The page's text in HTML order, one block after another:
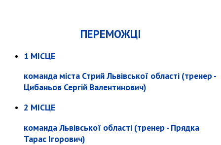
ПЕРЕМОЖЦІ
1 МІСЦЕ
команда міста Стрий Львівської області (тренер -
Цибаньов Сергій Валентинович)
2 МІСЦЕ
команда Львівської області (тренер - Прядка
Тарас Ігорович)